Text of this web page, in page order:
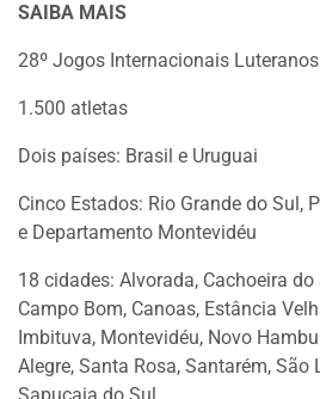
SAIBA MAIS
28º Jogos Internacionais Luteranos
1.500 atletas
Dois países: Brasil e Uruguai
Cinco Estados: Rio Grande do Sul,
e Departamento Montevidéu
18 cidades: Alvorada, Cachoeira do
Campo Bom, Canoas, Estância
Imbituva, Montevidéu, Novo
Alegre, Santa Rosa, Santarém, São